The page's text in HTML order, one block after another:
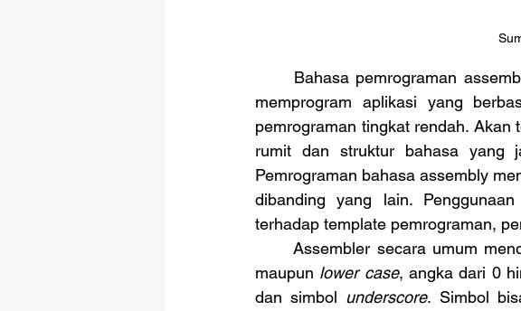
memprogram aplikasi yang
pemrograman tingkat rendah.
rumit dan struktur bahasa yang
Pemrograman bahasa assembly
dibanding yang lain.
terhadap template pemrograman,
Assembler secara umum
maupun lower case, angka dari 0
dan simbol underscore. Simbol